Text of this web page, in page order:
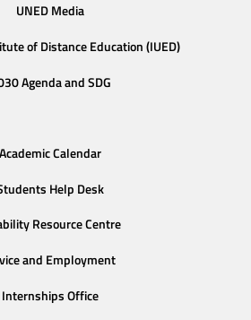
UNED Media
of Distance Education (IUED)
Agenda and SDG
Academic Calendar
Help Desk
Resource Centre
and Employment
Internships Office